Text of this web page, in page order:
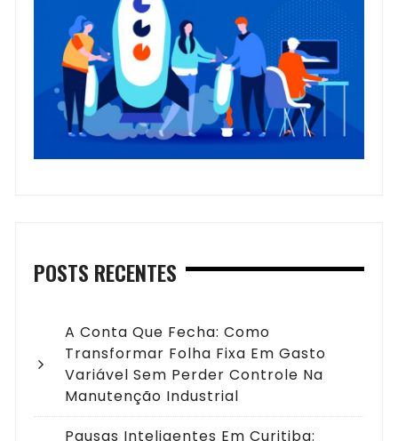
POSTS RECENTES
A Conta Que Fecha: Como
Transformar Folha Fixa Em Gasto
Variável Sem Perder Controle Na
Manutenção Industrial
Pausas Inteligentes Em Curitiba: